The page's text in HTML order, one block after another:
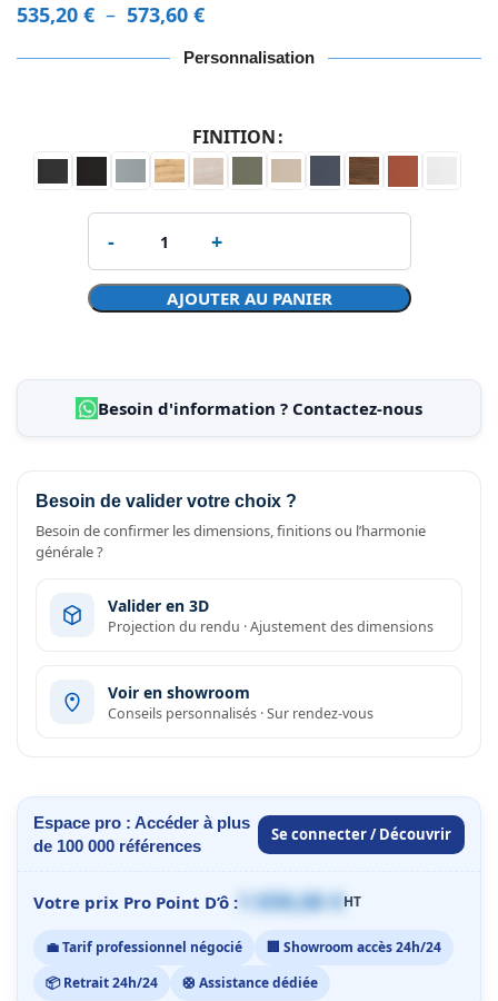
535,20 € – 573,60 €
Personnalisation
FINITION
AJOUTER AU PANIER
Besoin d'information ? Contactez-nous
Besoin de valider votre choix ?
Besoin de confirmer les dimensions, finitions ou l’harmonie
générale ?
Valider en 3D
Projection du rendu · Ajustement des dimensions
Voir en showroom
Conseils personnalisés · Sur rendez-vous
Espace pro : Accéder à plus
de 100 000 références
Se connecter / Découvrir
Votre prix Pro Point D’ô : 1 059,00 €HT
💼 Tarif professionnel négocié
🏢 Showroom accès 24h/24
📦 Retrait 24h/24
🛟 Assistance dédiée